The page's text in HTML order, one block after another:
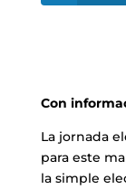
Con
La jornada
para este
la simple